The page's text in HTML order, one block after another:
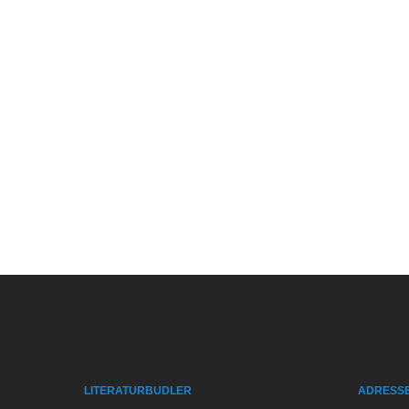
LITERATURBUDLER